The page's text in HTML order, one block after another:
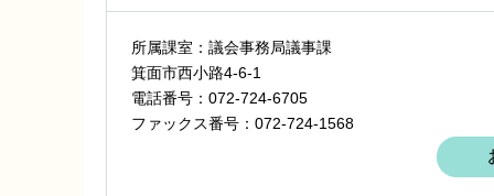
所属課室：議会事務局議事課
箕面市西小路4‐6‐1
電話番号：072-724-6705
ファックス番号：072-724-1568